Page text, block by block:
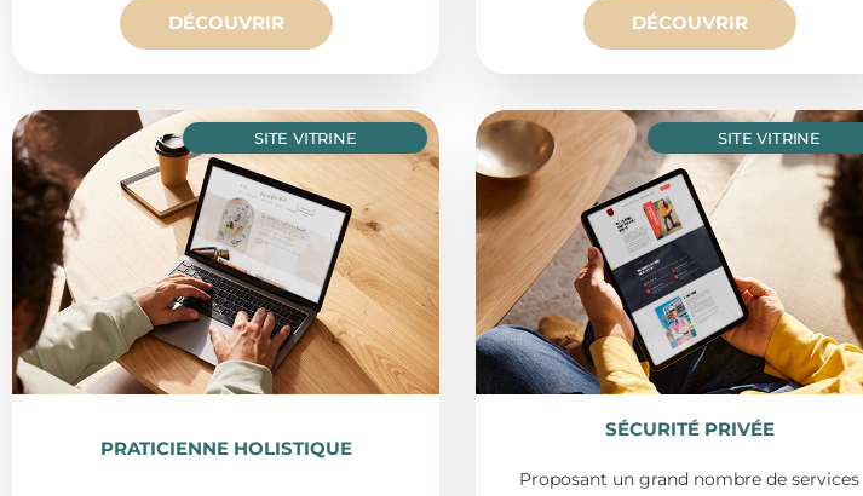
DÉCOUVRIR DÉCOUVRIR
SITE VITRINE
PRATICIENNE HOLISTIQUE
SITE VITRINE
SÉCURITÉ PRIVÉE
Proposant un grand nombre de services